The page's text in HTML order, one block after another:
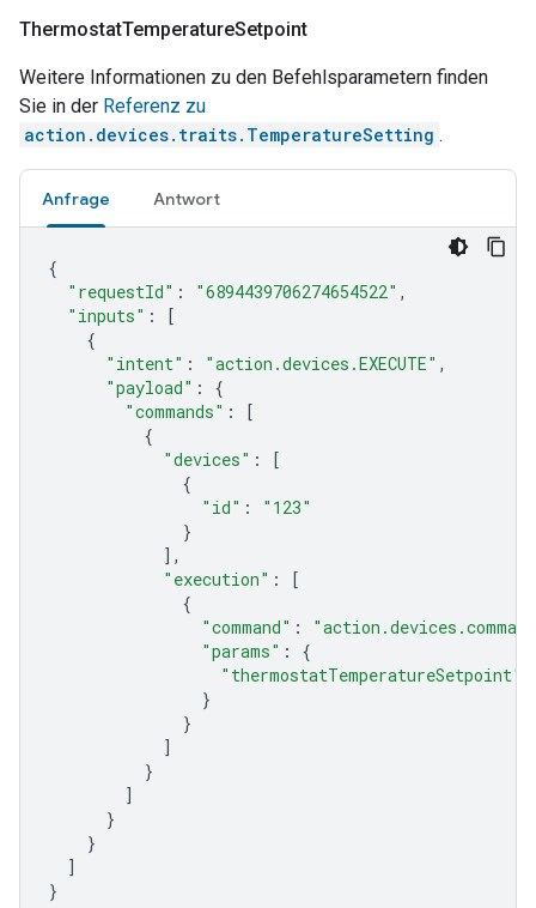
ThermostatTemperatureSetpoint
Weitere Informationen zu den Befehlsparametern finden
Sie in der Referenz zu
action.devices.traits.TemperatureSetting .
Anfrage Antwort
{
"requestId" : "6894439706274654522" ,
"inputs" :
[
{
"intent" : "action.devices.EXECUTE" ,
"payload" :
{
"commands" :
[
{
"devices" :
[
{
"id" :
"123"
}
],
"execution" :
[
{
"command" :
"params" :
{
"thermostatTemperatureSetpoint"
}
}
]
}
]
}
}
]
}